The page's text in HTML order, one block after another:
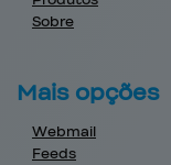
Sobre
Mais opções
Webmail
Feeds